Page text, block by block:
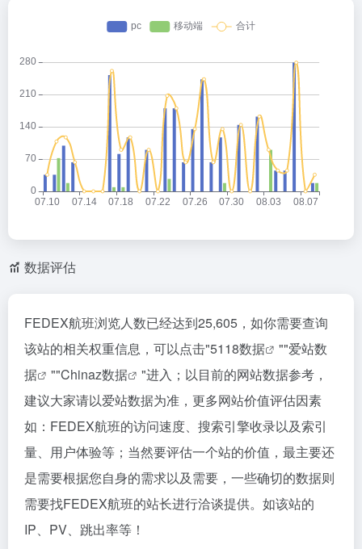
数据评估
FEDEX航班浏览人数已经达到25,605，如你需要查询
该站的相关权重信息，可以点击"5118数据 ""爱站数
据
""Chinaz数据
"进入；以目前的网站数据参考，
建议大家请以爱站数据为准，更多网站价值评估因素
如：FEDEX航班的访问速度、搜索引擎收录以及索引
量、用户体验等；当然要评估一个站的价值，最主要还
是需要根据您自身的需求以及需要，一些确切的数据则
需要找FEDEX航班的站长进行洽谈提供。如该站的
IP、PV、跳出率等！